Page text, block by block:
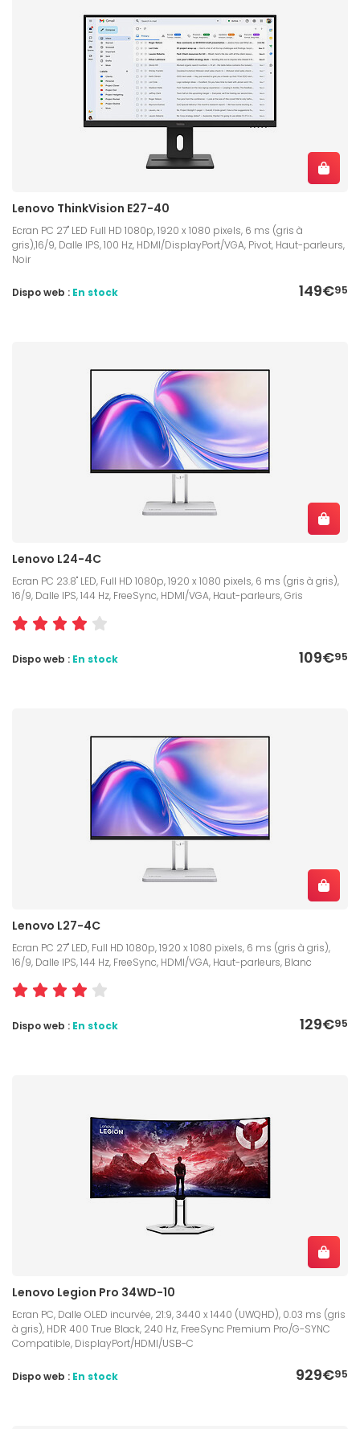
Lenovo ThinkVision E27-40
Ecran PC 27" LED Full HD 1080p, 1920 x 1080 pixels, 6 ms (gris à
gris),16/9, Dalle IPS, 100 Hz, HDMI/DisplayPort/VGA, Pivot, Haut-parleurs,
Noir
149€95
Dispo web : En stock
Lenovo L24-4C
Ecran PC 23.8" LED, Full HD 1080p, 1920 x 1080 pixels, 6 ms (gris à gris),
16/9, Dalle IPS, 144 Hz, FreeSync, HDMI/VGA, Haut-parleurs, Gris
109€95
Dispo web : En stock
Lenovo L27-4C
Ecran PC 27" LED, Full HD 1080p, 1920 x 1080 pixels, 6 ms (gris à gris),
16/9, Dalle IPS, 144 Hz, FreeSync, HDMI/VGA, Haut-parleurs, Blanc
129€95
Dispo web : En stock
Lenovo Legion Pro 34WD-10
Ecran PC, Dalle OLED incurvée, 21:9, 3440 x 1440 (UWQHD), 0.03 ms (gris
à gris), HDR 400 True Black, 240 Hz, FreeSync Premium Pro/G-SYNC
Compatible, DisplayPort/HDMI/USB-C
929€95
Dispo web : En stock